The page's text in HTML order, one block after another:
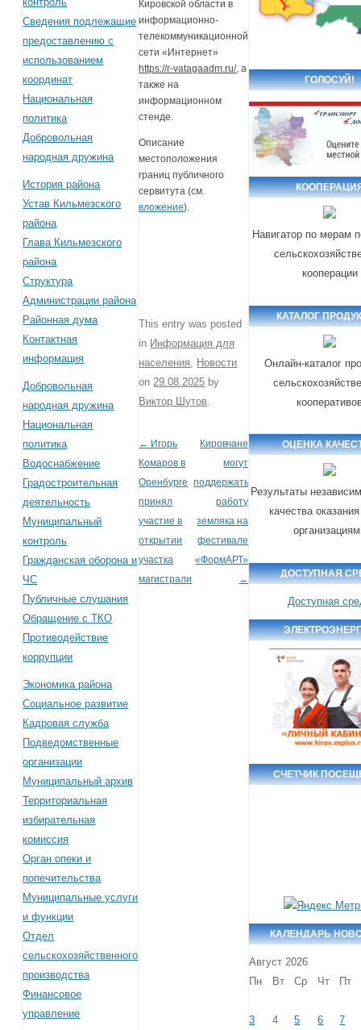
Сведения подлежащие
предоставлению с
использованием
координат
Национальная
политика
Добровольная
народная дружина
История района
Устав Кильмезского
района
Глава Кильмезского
района
Структура
Администрации района
Районная дума
Контактная
информация
Добровольная
народная дружина
Национальная
политика
Водоснабжение
Градостроительная
деятельность
Муниципальный
контроль
Гражданская оборона и
ЧС
Публичные слушания
Обращение с ТКО
Противодействие
коррупции
Экономика района
Социальное развитие
Кадровая служба
Подведомственные
организации
Муниципальный архив
Территориальная
избирательная
комиссия
Орган опеки и
попечительства
Муниципальные услуги
и функции
Отдел
сельскохозяйственного
производства
Финансовое
управление
Кировской области в
информационно-
телекоммуникационной
сети «Интернет»
https://r-vatagaadm.ru/, а
также на
информационном
стенде.
Описание
местоположения
границ публичного
сервитута (см.
вложение).
This entry was posted
in Информация для
населения, Новости
on29.08.2025 by
Виктор Шутов.
Post navigation
← Игорь
Комаров в
Оренбурге
принял
участие в
открытии
участка
магистрали
Кировчане
могут
поддержать
работу
земляка на
фестивале
«ФормАРТ»
→
ГОЛОСУЙ!
Навигатор по мерам
кооперации
КАТАЛОГ
Онлайн-каталог
ОЦЕНКА
Результаты
качества
ДОСТУПНАЯ
Доступная
СЧЕТЧИК
КАЛЕНДАРЬ
Август 2026
Пн
Вт Ср Чт Пт
3 4 5 6
7